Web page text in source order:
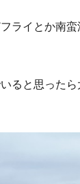
ライとか南
ると思った